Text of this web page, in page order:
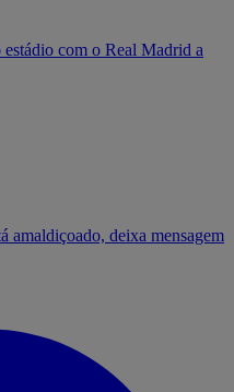
com o Real Madrid a
amaldiçoado, deixa mensagem